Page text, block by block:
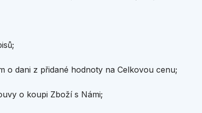
o dani z přidané hodnoty na Celkovou cenu;
o koupi Zboží s Námi;